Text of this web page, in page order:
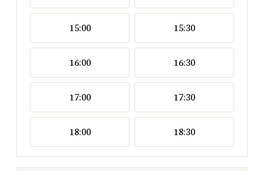
15:00 15:30
16:00 16:30
17:00 17:30
18:00 18:30